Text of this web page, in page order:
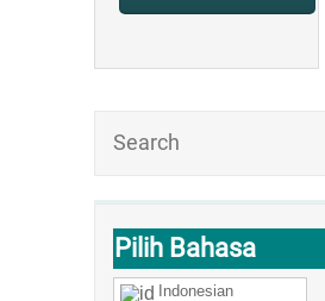
Pilih Bahasa
Indonesian